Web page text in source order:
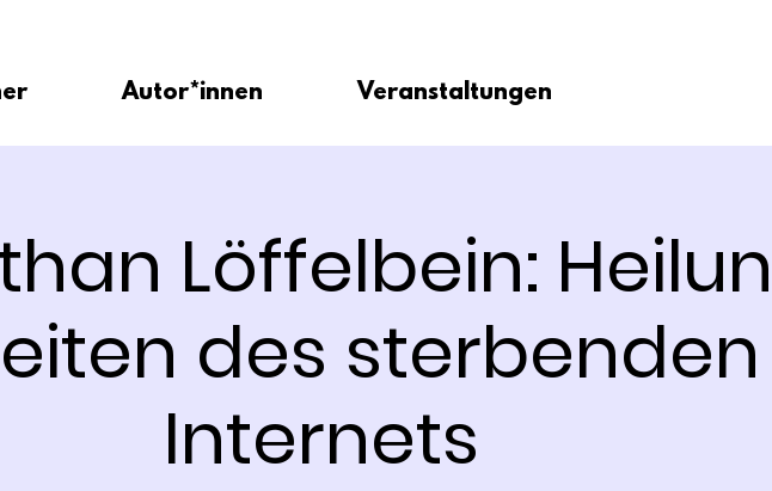
Autor*innen Veranstaltungen
Löffelbein:
des sterbenden
Internets